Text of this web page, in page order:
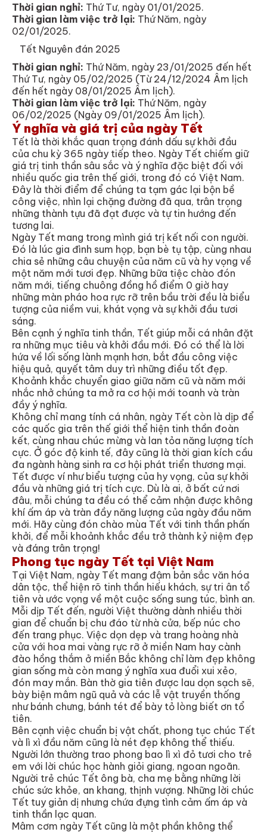
Thời gian nghỉ: Thứ Tư, ngày 01/01/2025.
Thời gian làm việc trở lại: Thứ Năm, ngày
02/01/2025.
Tết Nguyên đán 2025
Thời gian nghỉ: Thứ Năm, ngày 23/01/2025 đến hết
Thứ Tư, ngày 05/02/2025 (Từ 24/12/2024 Âm lịch
đến hết ngày 08/01/2025 Âm lịch).
Thời gian làm việc trở lại: Thứ Năm, ngày
06/02/2025 (Ngày 09/01/2025 Âm lịch).
Ý nghĩa và giá trị của ngày Tết
Tết là thời khắc quan trọng đánh dấu sự khởi đầu
của chu kỳ 365 ngày tiếp theo. Ngày Tết chiếm giữ
giá trị tinh thần sâu sắc và ý nghĩa đặc biệt đối với
nhiều quốc gia trên thế giới, trong đó có Việt Nam.
Đây là thời điểm để chúng ta tạm gác lại bộn bề
công việc, nhìn lại chặng đường đã qua, trân trọng
những thành tựu đã đạt được và tự tin hướng đến
tương lai.
Ngày Tết mang trong mình giá trị kết nối con người.
Đó là lúc gia đình sum họp, bạn bè tụ tập, cùng nhau
chia sẻ những câu chuyện của năm cũ và hy vọng về
một năm mới tươi đẹp. Những bữa tiệc chào đón
năm mới, tiếng chuông đồng hồ điểm 0 giờ hay
những màn pháo hoa rực rỡ trên bầu trời đều là biểu
tượng của niềm vui, khát vọng và sự khởi đầu tươi
sáng.
Bên cạnh ý nghĩa tinh thần, Tết giúp mỗi cá nhân đặt
ra những mục tiêu và khởi đầu mới. Đó có thể là lời
hứa về lối sống lành mạnh hơn, bắt đầu công việc
hiệu quả, quyết tâm duy trì những điều tốt đẹp.
Khoảnh khắc chuyển giao giữa năm cũ và năm mới
nhắc nhở chúng ta mở ra cơ hội mới toanh và tràn
đầy ý nghĩa.
Không chỉ mang tính cá nhân, ngày Tết còn là dịp để
các quốc gia trên thế giới thể hiện tinh thần đoàn
kết, cùng nhau chúc mừng và lan tỏa năng lượng tích
cực. Ở góc độ kinh tế, đây cũng là thời gian kích cầu
đa ngành hàng sinh ra cơ hội phát triển thương mại.
Tết được ví như biểu tượng của hy vọng, của sự khởi
đầu và những giá trị tích cực. Dù là ai, ở bất cứ nơi
đâu, mỗi chúng ta đều có thể cảm nhận được không
khí ấm áp và tràn đầy năng lượng của ngày đầu năm
mới. Hãy cùng đón chào mùa Tết với tinh thần phấn
khởi, để mỗi khoảnh khắc đều trở thành kỷ niệm đẹp
và đáng trân trọng!
Phong tục ngày Tết tại Việt Nam
Tại Việt Nam, ngày Tết mang đậm bản sắc văn hóa
dân tộc, thể hiện rõ tinh thần hiếu khách, sự tri ân tổ
tiên và ước vọng về một cuộc sống sung túc, bình an.
Mỗi dịp Tết đến, người Việt thường dành nhiều thời
gian để chuẩn bị chu đáo từ nhà cửa, bếp núc cho
đến trang phục. Việc dọn dẹp và trang hoàng nhà
cửa với hoa mai vàng rực rỡ ở miền Nam hay cành
đào hồng thắm ở miền Bắc không chỉ làm đẹp không
gian sống mà còn mang ý nghĩa xua đuổi xui xẻo,
đón may mắn. Bàn thờ gia tiên được lau dọn sạch sẽ,
bày biện mâm ngũ quả và các lễ vật truyền thống
như bánh chưng, bánh tét để bày tỏ lòng biết ơn tổ
tiên.
Bên cạnh việc chuẩn bị vật chất, phong tục chúc Tết
và lì xì đầu năm cũng là nét đẹp không thể thiếu.
Người lớn thường trao phong bao lì xì đỏ tươi cho trẻ
em với lời chúc học hành giỏi giang, ngoan ngoãn.
Người trẻ chúc Tết ông bà, cha mẹ bằng những lời
chúc sức khỏe, an khang, thịnh vượng. Những lời chúc
Tết tuy giản dị nhưng chứa đựng tình cảm ấm áp và
tinh thần lạc quan.
Mâm cơm ngày Tết cũng là một phần không thể